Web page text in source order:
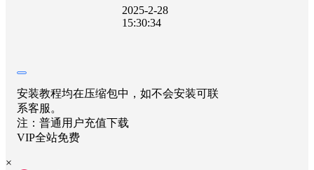
2025-2-28
15:30:34
安装教程均在压缩包中，如不会安装可联
系客服。
注：普通用户充值下载
VIP全站免费
×